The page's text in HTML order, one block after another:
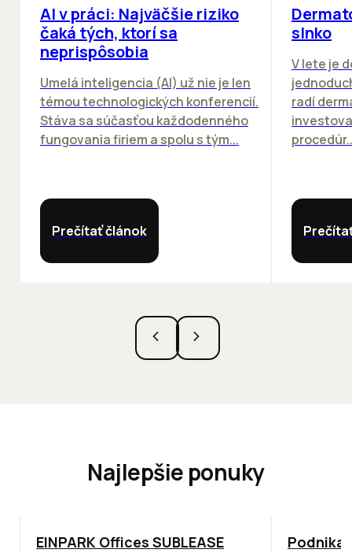
AI v práci: Najväčšie riziko
čaká tých, ktorí sa
neprispôsobia
Umelá inteligencia (AI) už nie je len
témou technologických konferencií.
Stáva sa súčasťou každodenného
fungovania firiem a spolu s tým...
Prečítať článok
slnko
V lete je
radí
Najlepšie ponuky
TOP ODPORÚČAME
EINPARK Offices SUBLEASE